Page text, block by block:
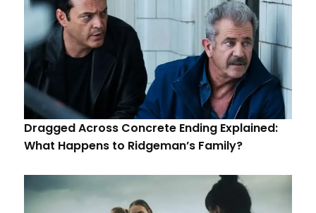
Dragged Across Concrete Ending Explained:
What Happens to Ridgeman’s Family?